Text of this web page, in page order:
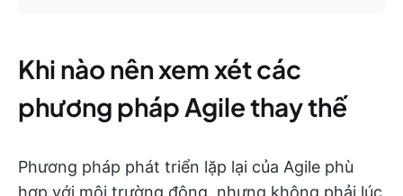
Khi nào nên xem xét các
phương pháp Agile thay thế
Phương pháp phát triển lặp lại của Agile phù
hợp với môi trường động, nhưng không phải lúc